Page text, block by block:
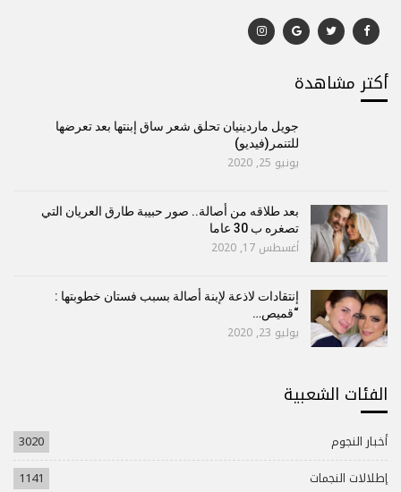
أكتر مشاهدة
جويل ماردينيان تحلق شعر ساق إبنتها بعد تعرضها
للتنمر(فيديو)
يونيو 25, 2020
بعد طلاقه من أصالة.. صور حبيبة طارق العريان التي
تصغره ب 30 عاما
أغسطس 17, 2020
إنتقادات لاذعة لإبنة أصالة بسبب فستان خطوبتها :
“قميص…
يوليو 23, 2020
الفئات الشعبية
أخبار النجوم
3020
إطلالات النجمات
1141